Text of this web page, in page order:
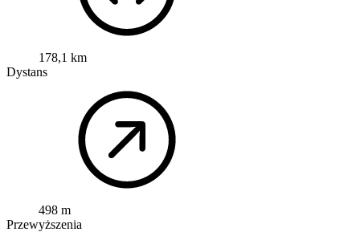
178,1 km
Dystans
498 m
Przewyższenia